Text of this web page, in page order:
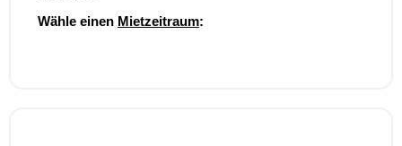
Wähle einen Mietzeitraum: